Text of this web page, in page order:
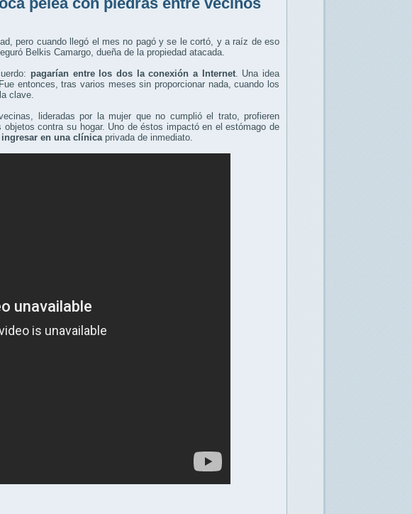
pero cuando llegó el mes no pagó y se le cortó, y a raíz de eso
Belkis Camargo, dueña de la propiedad atacada.
pagarían entre los dos la conexión a Internet. Una idea
entonces, tras varios meses sin proporcionar nada, cuando los
clave.
lideradas por la mujer que no cumplió el trato, profieren
contra su hogar. Uno de éstos impactó en el estómago de
ingresar en una clínicaprivada de inmediato.